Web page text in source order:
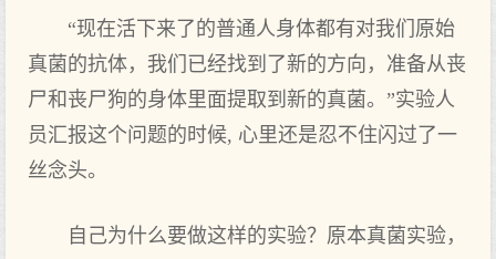
“现在活下来了的普通人身体都有对我们原始
真菌的抗体，我们已经找到了新的方向，准备从丧
尸和丧尸狗的身体里面提取到新的真菌。”实验人
员汇报这个问题的时候, 心里还是忍不住闪过了一
丝念头。
自己为什么要做这样的实验？原本真菌实验，